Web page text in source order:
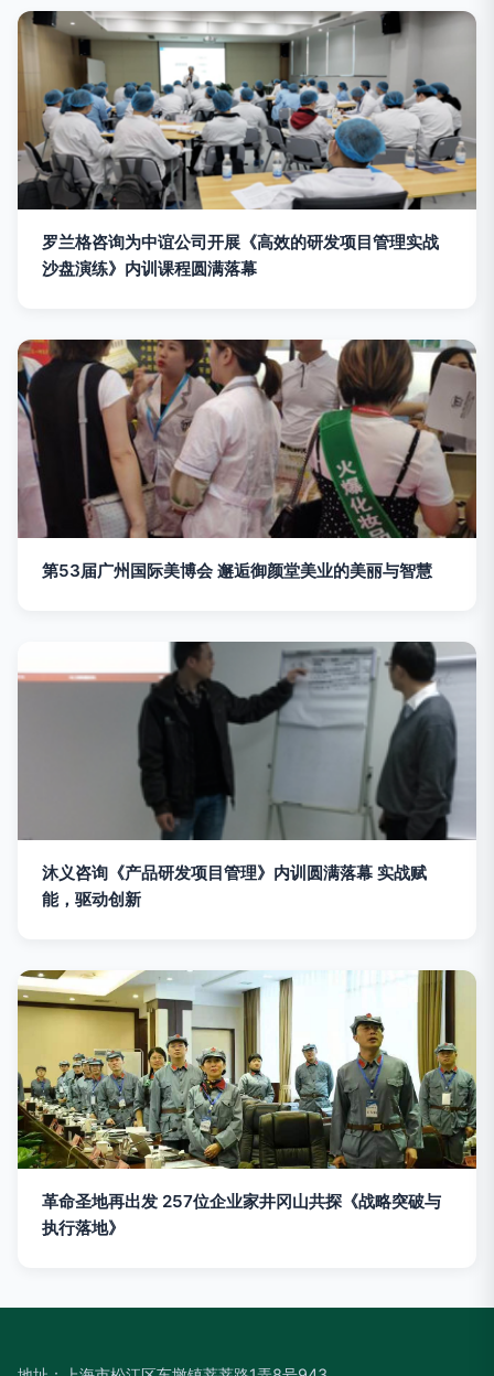
罗兰格咨询为中谊公司开展《高效的研发项目管理实战
沙盘演练》内训课程圆满落幕
第53届广州国际美博会 邂逅御颜堂美业的美丽与智慧
沐义咨询《产品研发项目管理》内训圆满落幕 实战赋
能，驱动创新
革命圣地再出发 257位企业家井冈山共探《战略突破与
执行落地》